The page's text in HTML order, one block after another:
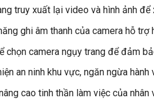
truy xuất lại video và hình ảnh
ghi âm thanh của camera hỗ
chọn camera ngụy trang để đảm
an ninh khu vực, ngăn ngừa
cao tinh thần làm việc của